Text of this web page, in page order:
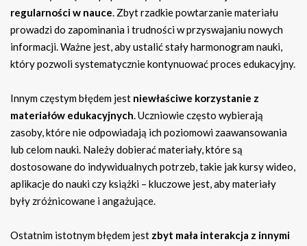
regularności w nauce. Zbyt rzadkie powtarzanie materiału
prowadzi do zapominania i trudności w przyswajaniu nowych
informacji. Ważne jest, aby ustalić stały harmonogram nauki,
który pozwoli systematycznie kontynuować proces edukacyjny.
Innym częstym błędem jest niewłaściwe korzystanie z
materiałów edukacyjnych. Uczniowie często wybierają
zasoby, które nie odpowiadają ich poziomowi zaawansowania
lub celom nauki. Należy dobierać materiały, które są
dostosowane do indywidualnych potrzeb, takie jak kursy wideo,
aplikacje do nauki czy książki – kluczowe jest, aby materiały
były zróżnicowane i angażujące.
Ostatnim istotnym błędem jest zbyt mała interakcja z innymi